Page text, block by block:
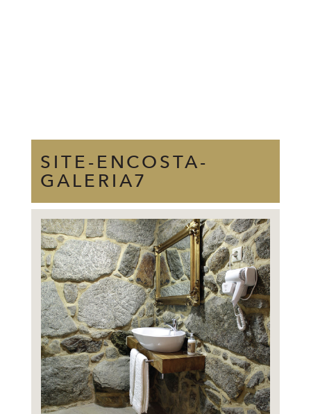
SITE-ENCOSTA-
GALERIA7